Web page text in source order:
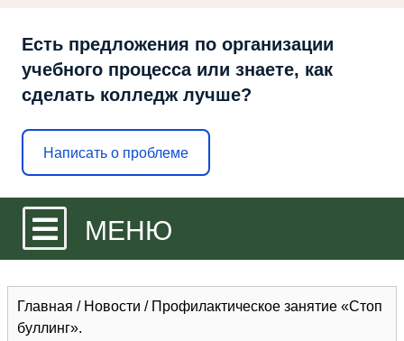
Есть предложения по организации
учебного процесса или знаете, как
сделать колледж лучше?
Написать о проблеме
МЕНЮ
Главная / Новости / Профилактическое занятие «Стоп
буллинг».